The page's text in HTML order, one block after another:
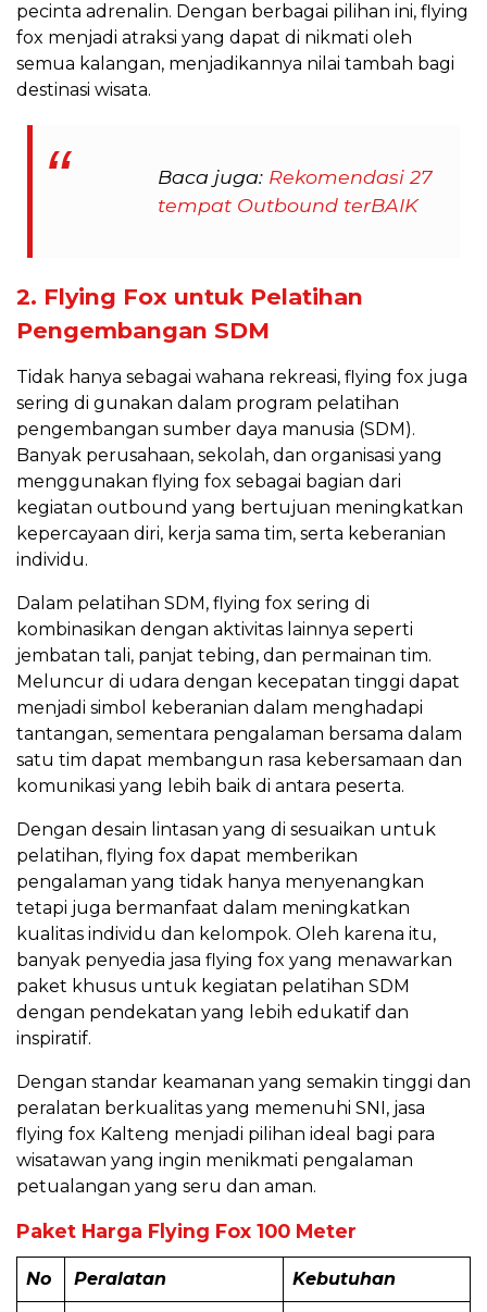
pecinta adrenalin. Dengan berbagai pilihan ini, flying
fox menjadi atraksi yang dapat di nikmati oleh
semua kalangan, menjadikannya nilai tambah bagi
destinasi wisata.
Baca juga: Rekomendasi 27
tempat Outbound terBAIK
2. Flying Fox untuk Pelatihan
Pengembangan SDM
Tidak hanya sebagai wahana rekreasi, flying fox juga
sering di gunakan dalam program pelatihan
pengembangan sumber daya manusia (SDM).
Banyak perusahaan, sekolah, dan organisasi yang
menggunakan flying fox sebagai bagian dari
kegiatan outbound yang bertujuan meningkatkan
kepercayaan diri, kerja sama tim, serta keberanian
individu.
Dalam pelatihan SDM, flying fox sering di
kombinasikan dengan aktivitas lainnya seperti
jembatan tali, panjat tebing, dan permainan tim.
Meluncur di udara dengan kecepatan tinggi dapat
menjadi simbol keberanian dalam menghadapi
tantangan, sementara pengalaman bersama dalam
satu tim dapat membangun rasa kebersamaan dan
komunikasi yang lebih baik di antara peserta.
Dengan desain lintasan yang di sesuaikan untuk
pelatihan, flying fox dapat memberikan
pengalaman yang tidak hanya menyenangkan
tetapi juga bermanfaat dalam meningkatkan
kualitas individu dan kelompok. Oleh karena itu,
banyak penyedia jasa flying fox yang menawarkan
paket khusus untuk kegiatan pelatihan SDM
dengan pendekatan yang lebih edukatif dan
inspiratif.
Dengan standar keamanan yang semakin tinggi dan
peralatan berkualitas yang memenuhi SNI, jasa
flying fox Kalteng menjadi pilihan ideal bagi para
wisatawan yang ingin menikmati pengalaman
petualangan yang seru dan aman.
Paket Harga Flying Fox 100 Meter
No Peralatan Kebutuhan